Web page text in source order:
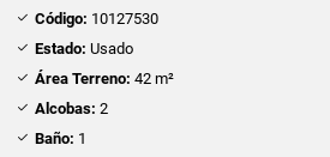
Código: 10127530
Estado: Usado
Área Terreno: 42 m²
Alcobas: 2
Baño: 1